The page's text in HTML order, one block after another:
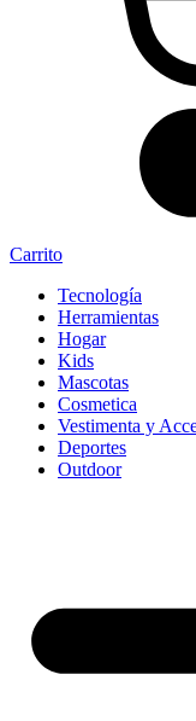
Carrito
Tecnología
Herramientas
Hogar
Kids
Mascotas
Cosmetica
Vestimenta y
Deportes
Outdoor